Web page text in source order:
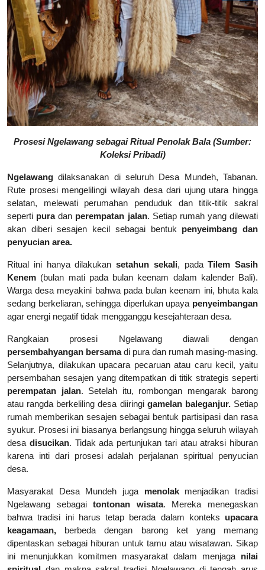
Prosesi Ngelawang sebagai Ritual Penolak Bala (Sumber:
Koleksi Pribadi)
Ngelawangdilaksanakan di seluruh Desa Mundeh, Tabanan.
Rute prosesi mengelilingi wilayah desa dari ujung utara hingga
selatan, melewati perumahan penduduk dan titik-titik sakral
seperti puradan perempatan jalan. Setiap rumah yang dilewati
akan diberi sesajen kecil sebagai bentuk penyeimbang dan
penyucian area.
Ritual ini hanya dilakukan setahun sekali, padaTilem Sasih
Kenem (bulan mati pada bulan keenam dalam kalender Bali).
Warga desa meyakini bahwa pada bulan keenam ini, bhuta kala
sedang berkeliaran, sehingga diperlukan upaya penyeimbangan
agar energi negatif tidak mengganggu kesejahteraan desa.
Rangkaian prosesi Ngelawang diawali dengan
persembahyangan bersamadi pura dan rumah masing-masing.
Selanjutnya, dilakukan upacara pecaruan atau caru kecil, yaitu
persembahan sesajen yang ditempatkan di titik strategis seperti
perempatan jalan. Setelah itu, rombongan mengarak barong
atau rangda berkeliling desa diiringi gamelan baleganjur.Setiap
rumah memberikan sesajen sebagai bentuk partisipasi dan rasa
syukur. Prosesi ini biasanya berlangsung hingga seluruh wilayah
desa disucikan. Tidak ada pertunjukan tari atau atraksi hiburan
karena inti dari prosesi adalah perjalanan spiritual penyucian
desa.
Masyarakat Desa Mundeh juga menolak menjadikan tradisi
Ngelawang sebagaitontonan wisata. Mereka menegaskan
bahwa tradisi ini harus tetap berada dalam konteks upacara
keagamaan, berbeda dengan barong ket yang memang
dipentaskan sebagai hiburan untuk tamu atau wisatawan. Sikap
ini menunjukkan komitmen masyarakat dalam menjaga nilai